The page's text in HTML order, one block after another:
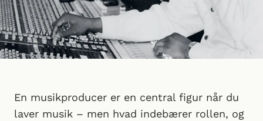
En musikproducer er en central figur når du
laver musik – men hvad indebærer rollen, og